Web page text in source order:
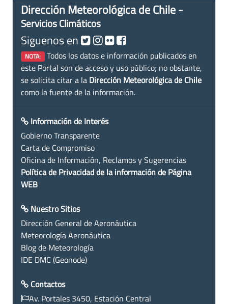
Dirección Meteorológica de Chile -
Servicios Climáticos
Siguenos en
NOTA: Todos los datos e información publicados en
este Portal son de acceso y uso público; no obstante,
se solicita citar a la Dirección Meteorológica de Chile
como la fuente de la información.
Información de Interés
Gobierno Transparente
Carta de Compromiso
Oficina de Información, Reclamos y Sugerencias
Política de Privacidad de la información de Página
WEB
Nuestro Sitios
Dirección General de Aeronáutica
Meteorología Aeronáutica
Blog de Meteorología
IDE DMC (Geonode)
Contactos
Av. Portales 3450, Estación Central